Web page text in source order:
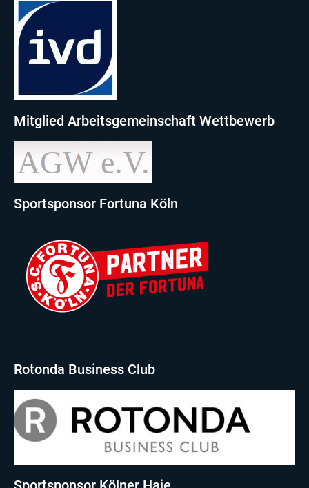
Mitglied Arbeitsgemeinschaft Wettbewerb
Sportsponsor Fortuna Köln
Rotonda Business Club